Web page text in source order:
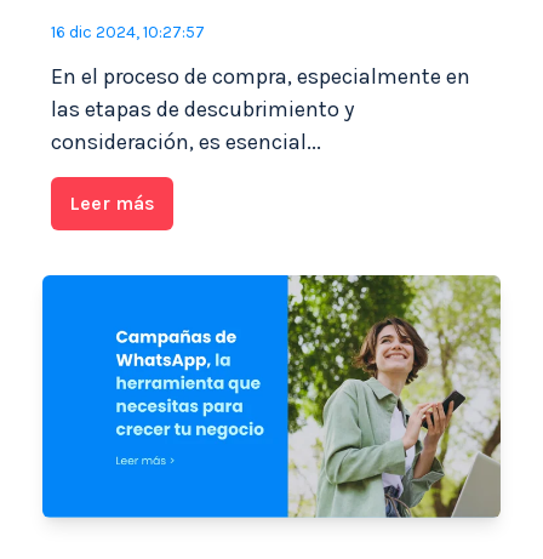
16 dic 2024, 10:27:57
En el proceso de compra, especialmente en
las etapas de descubrimiento y
consideración, es esencial...
Leer más